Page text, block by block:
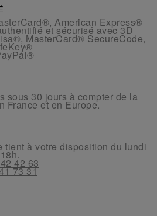
American Express®
et sécurisé avec 3D
MasterCard® SecureCode,
sous 30 jours à compter de la
France et en Europe.
tient à votre disposition du lundi
42 63
73 31